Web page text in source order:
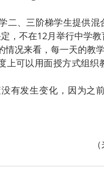
二、三阶梯学生提供混
，不在12月举行中学教
况来看，每一天的教学
上可以用面授方式组织
有发生变化，因为之